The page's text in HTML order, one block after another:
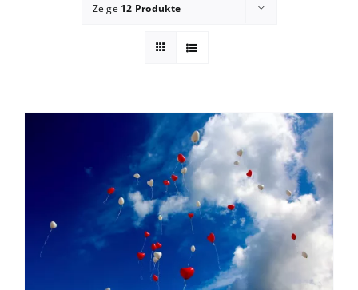
Presse
Zeige 12 Produkte